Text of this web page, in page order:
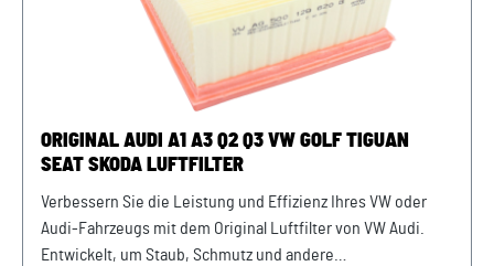
ORIGINAL AUDI A1 A3 Q2 Q3 VW GOLF TIGUAN
SEAT SKODA LUFTFILTER
Verbessern Sie die Leistung und Effizienz Ihres VW oder
Audi-Fahrzeugs mit dem Original Luftfilter von VW Audi.
Entwickelt, um Staub, Schmutz und andere